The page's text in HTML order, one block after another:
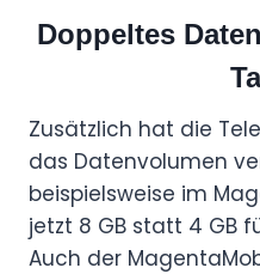
Doppeltes
Zusätzlich hat die
das Datenvolumen
beispielsweise im
jetzt 8 GB statt 4 GB
Auch der